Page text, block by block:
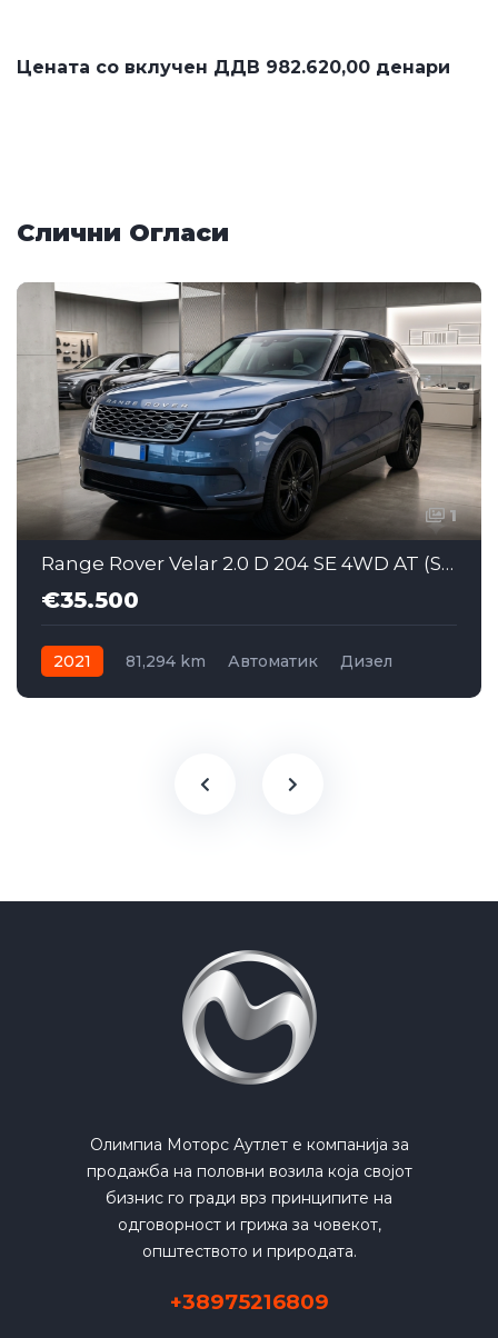
Цената со вклучен ДДВ 982.620,00 денари
Слични Огласи
1
Range Rover Velar 2.0 D 204 SE 4WD AT (SAJ060)
€35.500
2021 81,294 km Автоматик
Дизел
Олимпиа Моторс Аутлет е компанија за
продажба на половни возила која својот
бизнис го гради врз принципите на
одговорност и грижа за човекот,
општеството и природата.
+38975216809